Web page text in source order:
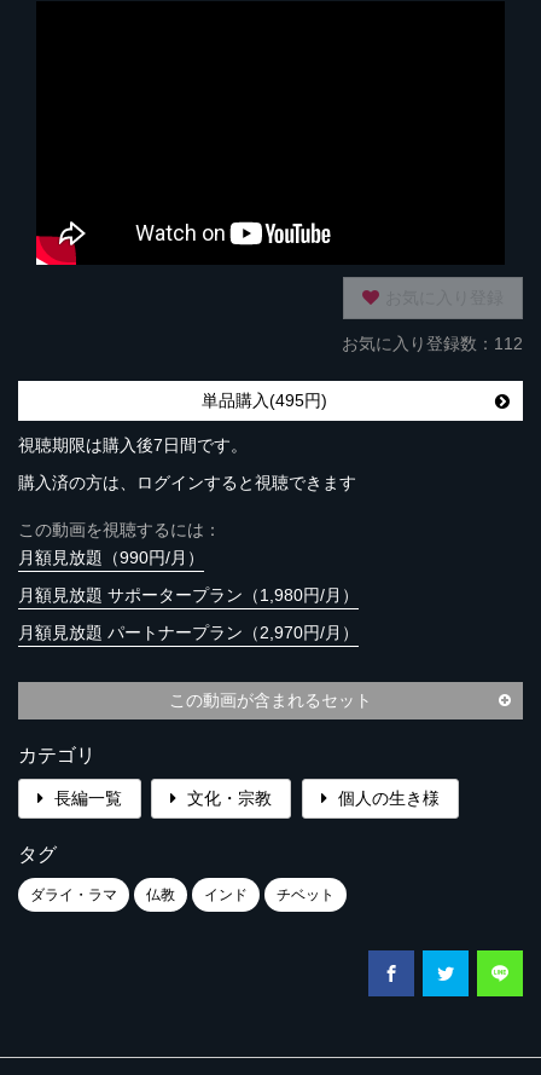
お気に入り登録数：112
単品購入(495円)
視聴期限は購入後7日間です。
購入済の方は、ログインすると視聴できます
この動画を視聴するには：
月額見放題（990円/月）
月額見放題 サポータープラン（1,980円/月）
月額見放題 パートナープラン（2,970円/月）
この動画が含まれるセット
カテゴリ
長編一覧 文化・宗教 個人の生き様
タグ
ダライ・ラマ 仏教 インド チベット